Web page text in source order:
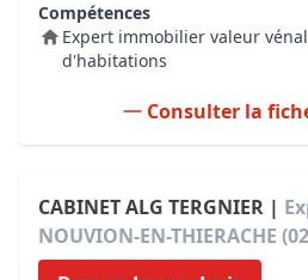
Compétences
Expert immobilier valeur
d'habitations
Consulter la
CABINET ALG TERGNIER |
NOUVION-EN-THIERACHE